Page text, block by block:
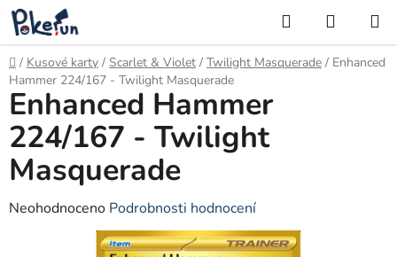
Přejít
na
obsah
Hledat
KOŠÍK
Domů
/ Kusové karty / Scarlet & Violet / Twilight Masquerade / Enhanced
Hammer 224/167 - Twilight Masquerade
Enhanced Hammer
224/167 - Twilight
Masquerade
Průměrné
Neohodnoceno Podrobnosti hodnocení